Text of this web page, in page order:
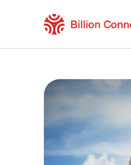
現在の目的地の周
eSIMの利用方法
BelgiumでBillion
Billion Connect ヨ
目的地とデータプランを